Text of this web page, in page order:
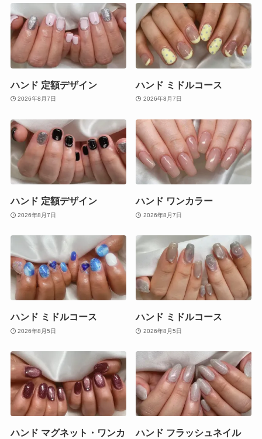
ハンド 定額デザイン
2026年8月7日
ハンド ミドルコース
2026年8月7日
ハンド 定額デザイン
2026年8月7日
ハンド ワンカラー
2026年8月7日
ハンド ミドルコース
2026年8月5日
ハンド ミドルコース
2026年8月5日
ハンド マグネット・ワンカ
ハンド フラッシュネイル